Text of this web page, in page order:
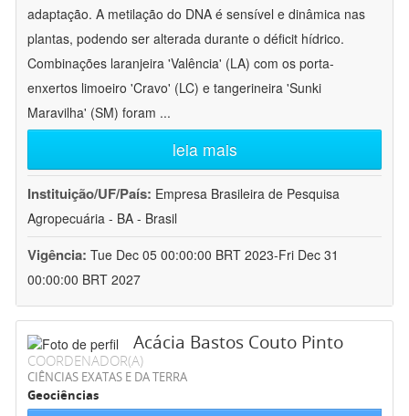
adaptação. A metilação do DNA é sensível e dinâmica nas
plantas, podendo ser alterada durante o déficit hídrico.
Combinações laranjeira 'Valência' (LA) com os porta-
enxertos limoeiro 'Cravo' (LC) e tangerineira 'Sunki
Maravilha' (SM) foram ...
leia mais
Instituição/UF/País: Empresa Brasileira de Pesquisa
Agropecuária - BA - Brasil
Vigência: Tue Dec 05 00:00:00 BRT 2023-Fri Dec 31
00:00:00 BRT 2027
Acácia Bastos Couto Pinto
COORDENADOR(A)
CIÊNCIAS EXATAS E DA TERRA
Geociências